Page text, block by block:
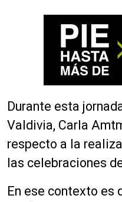
Durante esta
Valdivia, Carla
respecto a la
las celebraciones
En ese contexto es